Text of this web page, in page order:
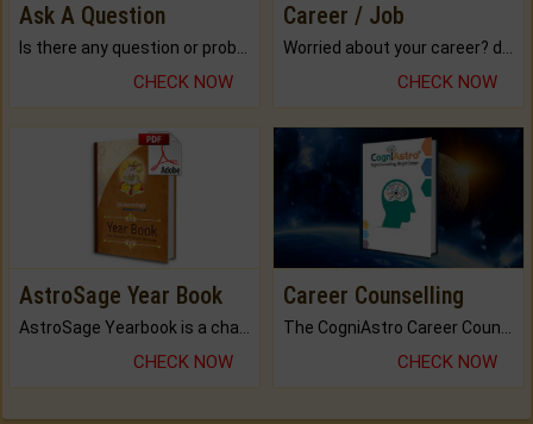
Ask A Question
Is there any question or problem lingering.
CHECK NOW
Career / Job
Worried about your career? don't know what is.
CHECK NOW
AstroSage Year Book
AstroSage Yearbook is a channel to fulfill your dreams and destiny.
CHECK NOW
Career Counselling
The CogniAstro Career Counselling Report is the most comprehensive report available on this topic.
CHECK NOW